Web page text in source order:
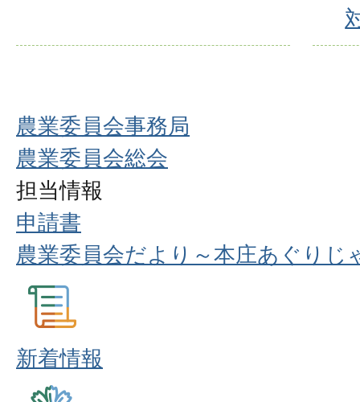
農業委員会事務局
農業委員会総会
担当情報
申請書
農業委員会だより～本庄あぐりじ
新着情報